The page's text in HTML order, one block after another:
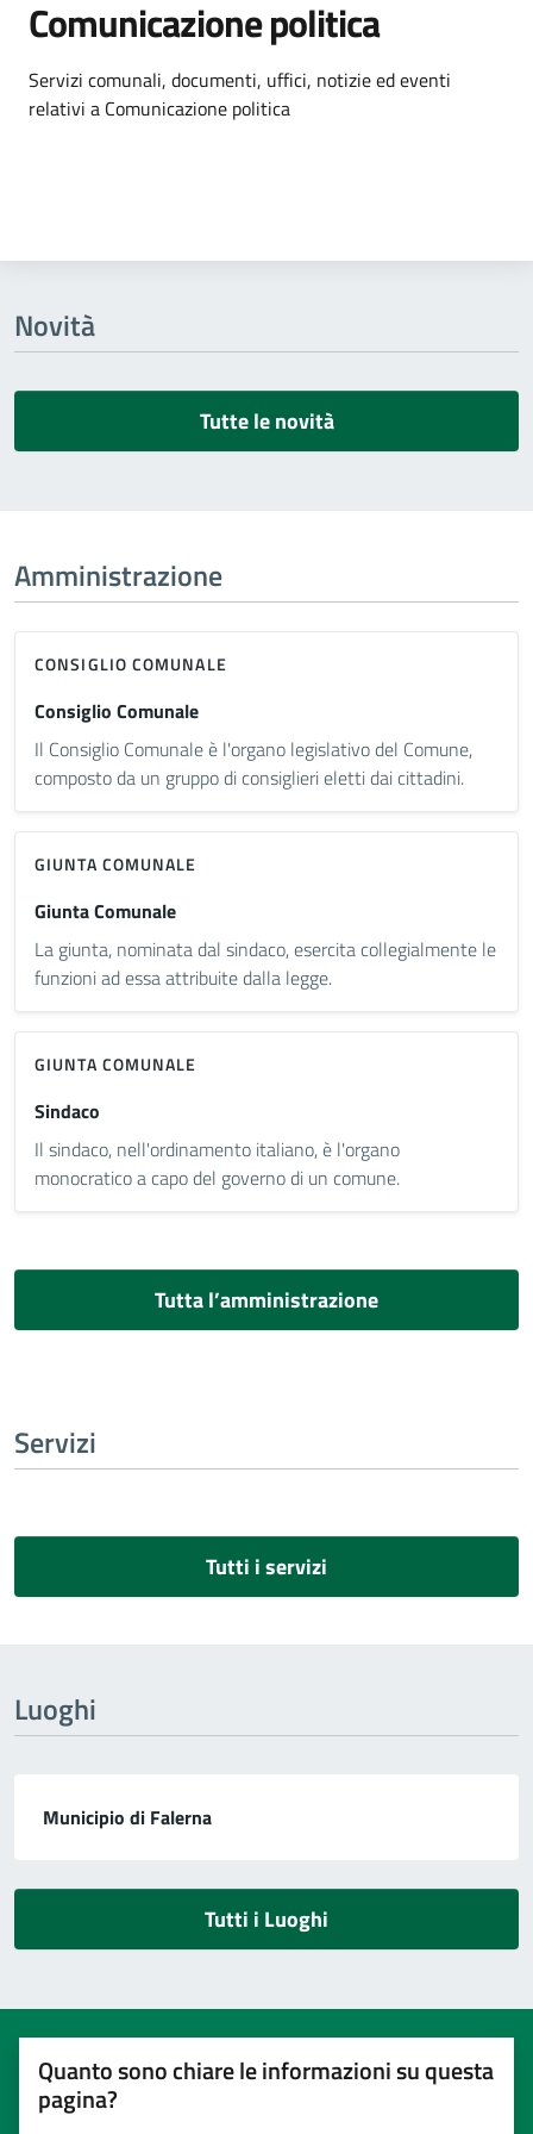
Comunicazione politica
Dettagli dell'argomento
Servizi comunali, documenti, uffici, notizie ed eventi
relativi a Comunicazione politica
Novità
Tutte le novità
Amministrazione
CONSIGLIO COMUNALE
Consiglio Comunale
Il Consiglio Comunale è l'organo legislativo del Comune,
composto da un gruppo di consiglieri eletti dai cittadini.
GIUNTA COMUNALE
Giunta Comunale
La giunta, nominata dal sindaco, esercita collegialmente le
funzioni ad essa attribuite dalla legge.
GIUNTA COMUNALE
Sindaco
Il sindaco, nell'ordinamento italiano, è l'organo
monocratico a capo del governo di un comune.
Tutta l’amministrazione
Servizi
Tutti i servizi
Luoghi
Municipio di Falerna
Tutti i Luoghi
Quanto sono chiare le informazioni su questa
pagina?